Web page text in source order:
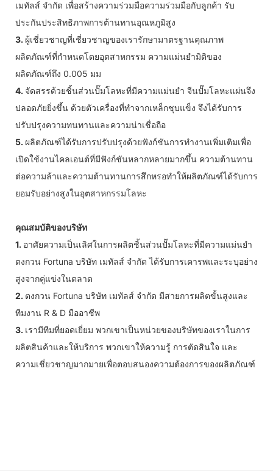
เมทัลส์ จำกัด เพื่อสร้างความร่วมมือความร่วมมือกับลูกค้า รับ
ประกันประสิทธิภาพการต้านทานอุณหภูมิสูง
3. ผู้เชี่ยวชาญที่เชี่ยวชาญของเรารักษามาตรฐานคุณภาพ
ผลิตภัณฑ์ที่กำหนดโดยอุตสาหกรรม ความแม่นยำมิติของ
ผลิตภัณฑ์ถึง 0.005 มม
4. จัดสรรด้วยชิ้นส่วนปั๊มโลหะที่มีความแม่นยำ จีนปั๊มโลหะแผ่นจึง
ปลอดภัยยิ่งขึ้น ด้วยตัวเครื่องที่ทำจากเหล็กชุบแข็ง จึงได้รับการ
ปรับปรุงความทนทานและความน่าเชื่อถือ
5. ผลิตภัณฑ์ได้รับการปรับปรุงด้วยฟังก์ชันการทำงานเพิ่มเติมเพื่อ
เปิดใช้งานไคลเอนต์ที่มีฟังก์ชันหลากหลายมากขึ้น ความต้านทาน
ต่อความล้าและความต้านทานการสึกหรอทำให้ผลิตภัณฑ์ได้รับการ
ยอมรับอย่างสูงในอุตสาหกรรมโลหะ
คุณสมบัติของบริษัท
1. อาศัยความเป็นเลิศในการผลิตชิ้นส่วนปั๊มโลหะที่มีความแม่นยำ
ตงกวน Fortuna บริษัท เมทัลส์ จำกัด ได้รับการเคารพและระบุอย่าง
สูงจากคู่แข่งในตลาด
2. ตงกวน Fortuna บริษัท เมทัลส์ จำกัด มีสายการผลิตขั้นสูงและ
ทีมงาน R & D มืออาชีพ
3. เรามีทีมที่ยอดเยี่ยม พวกเขาเป็นหน่วยของบริษัทของเราในการ
ผลิตสินค้าและให้บริการ พวกเขาให้ความรู้ การตัดสินใจ และ
ความเชี่ยวชาญมากมายเพื่อตอบสนองความต้องการของผลิตภัณฑ์